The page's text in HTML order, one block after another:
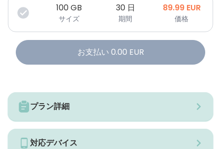
100GB
サイズ
30 日
期間
89.99 EUR
価格
お支払い 0.00 EUR
プラン詳細
対応デバイス